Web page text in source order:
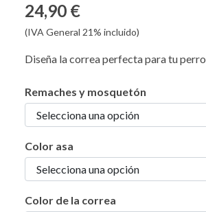
24,90 €
(IVA General 21% incluido)
Diseña la correa perfecta para tu perro
Remaches y mosquetón
Color asa
Color de la correa